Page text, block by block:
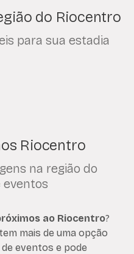
do Riocentro
para sua estadia
Riocentro
na região do
ao Riocentro?
mais de uma opção
eventos e pode